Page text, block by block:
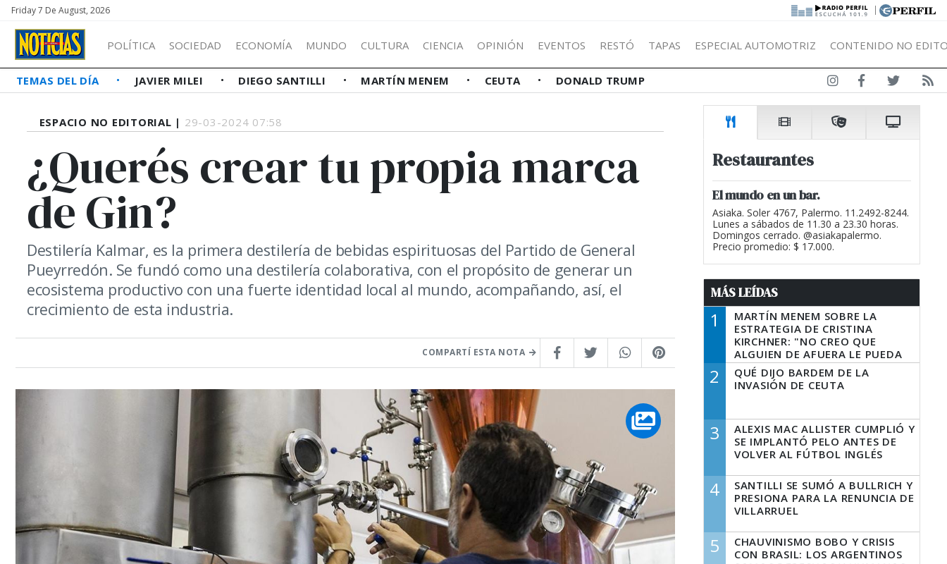
Friday 7 De August, 2026 |
POLÍTICA SOCIEDAD ECONOMÍA MUNDO CULTURA CIENCIA OPINIÓN EVENTOS RESTÓ TAPAS ESPECIAL AUTOMOTRIZ CONTENIDO NO
TEMAS DEL DÍA JAVIER MILEI DIEGO SANTILLI MARTÍN MENEM CEUTA DONALD TRUMP
ESPACIO NO EDITORIAL | 29-03-2024 07:58
¿Querés crear tu propia marca
de Gin?
Destilería Kalmar, es la primera destilería de bebidas espirituosas del Partido de General
Pueyrredón. Se fundó como una destilería colaborativa, con el propósito de generar un
ecosistema productivo con una fuerte identidad local al mundo, acompañando, así, el
crecimiento de esta industria.
COMPARTÍ ESTA NOTA
Restaurantes
El mundo en un bar.
Asiaka. Soler 4767, Palermo. 11.2492-8244.
Lunes a sábados de 11.30 a 23.30 horas.
Domingos cerrado. @asiakapalermo.
Precio promedio: $ 17.000.
MÁS LEÍDAS
1
MARTÍN MENEM SOBRE LA
ESTRATEGIA DE CRISTINA
KIRCHNER: "NO CREO QUE
ALGUIEN DE AFUERA LE PUEDA
DECIR A LA JUSTICIA LO QUE
TIENE QUE HACER"
2
QUÉ DIJO BARDEM DE LA
INVASIÓN DE CEUTA
3
ALEXIS MAC ALLISTER CUMPLIÓ Y
SE IMPLANTÓ PELO ANTES DE
VOLVER AL FÚTBOL INGLÉS
4
SANTILLI SE SUMÓ A BULLRICH Y
PRESIONA PARA LA RENUNCIA DE
VILLARRUEL
5
CHAUVINISMO BOBO Y CRISIS
CON BRASIL: LOS ARGENTINOS